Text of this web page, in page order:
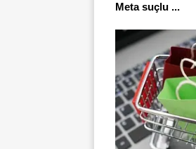
Meta suçlu ...